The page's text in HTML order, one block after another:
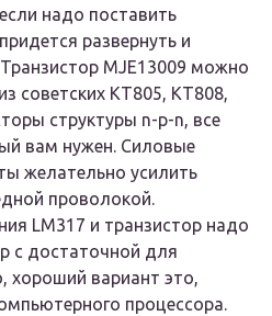
надо поставить
развернуть и
MJE13009 можно
советских КТ805, КТ808,
структуры n-p-n, все
вам нужен. Силовые
желательно усилить
проволокой.
LM317 и транзистор надо
с достаточной для
вариант это,
процессора.